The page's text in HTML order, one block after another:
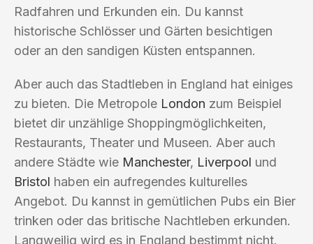
Radfahren und Erkunden ein. Du kannst
historische Schlösser und Gärten besichtigen
oder an den sandigen Küsten entspannen.
Aber auch das Stadtleben in England hat einiges
zu bieten. Die Metropole London zum Beispiel
bietet dir unzählige Shoppingmöglichkeiten,
Restaurants, Theater und Museen. Aber auch
andere Städte wie Manchester, Liverpool und
Bristol haben ein aufregendes kulturelles
Angebot. Du kannst in gemütlichen Pubs ein Bier
trinken oder das britische Nachtleben erkunden.
Langweilig wird es in England bestimmt nicht.